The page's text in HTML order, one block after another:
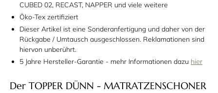
CUBED 02, RECAST, NAPPER und viele weitere
Öko-Tex zertifiziert
Dieser Artikel ist eine Sonderanfertigung und daher von der
Rückgabe / Umtausch ausgeschlossen. Reklamationen sind
hiervon unberührt.
5 Jahre Hersteller-Garantie - mehr Informationen dazu hier
Der TOPPER DÜNN - MATRATZENSCHONER